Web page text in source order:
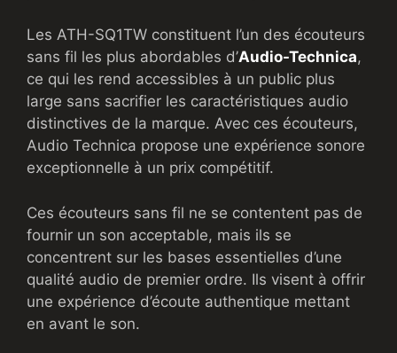
Les ATH-SQ1TW constituent l’un des écouteurs
sans fil les plus abordables d’Audio-Technica,
ce qui les rend accessibles à un public plus
large sans sacrifier les caractéristiques audio
distinctives de la marque. Avec ces écouteurs,
Audio Technica propose une expérience sonore
exceptionnelle à un prix compétitif.
Ces écouteurs sans fil ne se contentent pas de
fournir un son acceptable, mais ils se
concentrent sur les bases essentielles d’une
qualité audio de premier ordre. Ils visent à offrir
une expérience d’écoute authentique mettant
en avant le son.